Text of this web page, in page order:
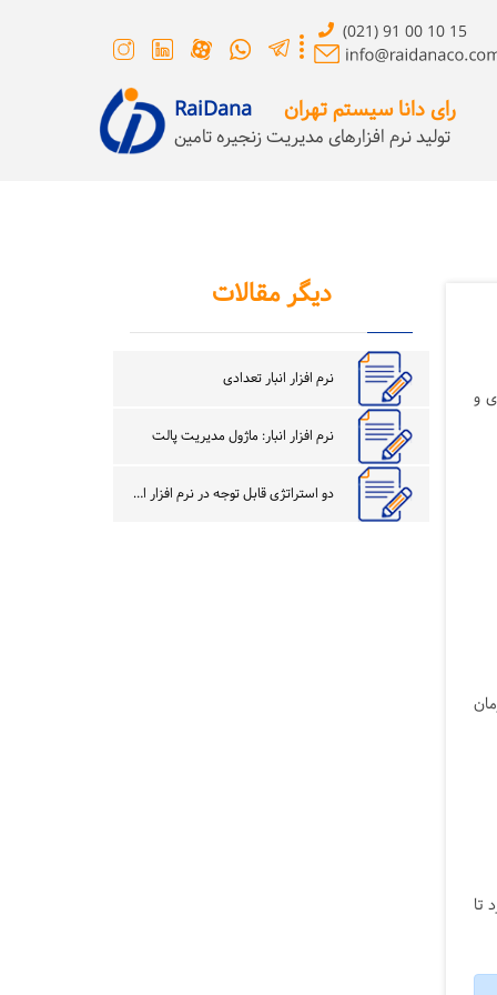
(021) 91 00 10 15
رای دانا سیستم تهران RaiDana
تولید نرم افزارهای مدیریت زنجیره تامین
و
تا
دیگر مقالات
نرم افزار انبار تعدادی
نرم افزار انبار: ماژول مدیریت پالت
دو استراتژی قابل توجه در نرم افزار انبار